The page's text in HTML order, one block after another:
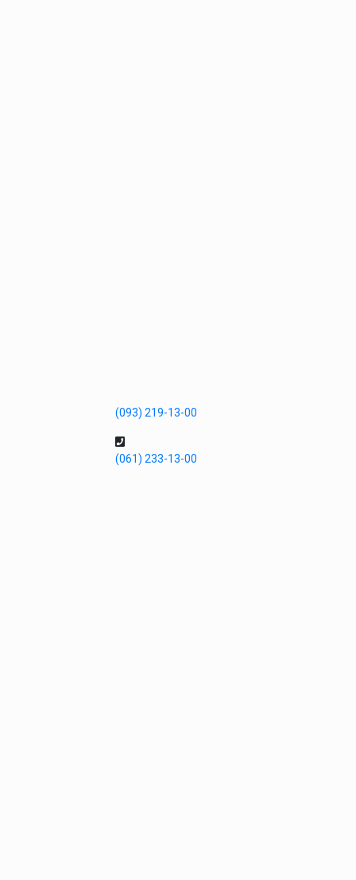
(093) 219-13-00
(061) 233-13-00